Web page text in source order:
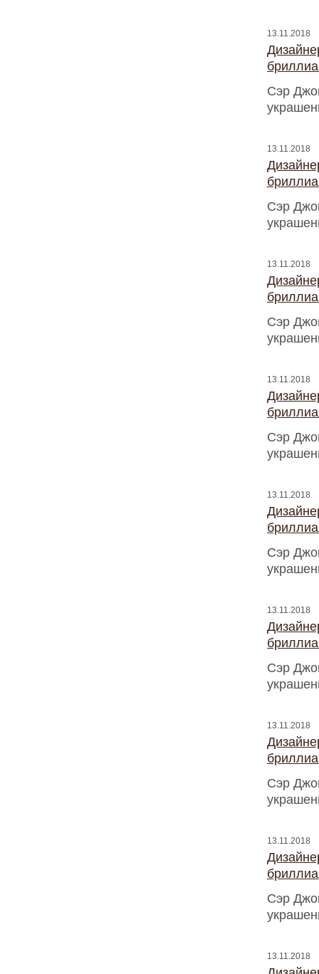
13.11.2018
Сэр
13.11.2018
Сэр
13.11.2018
Сэр
13.11.2018
Сэр
13.11.2018
Сэр
13.11.2018
Сэр
13.11.2018
Сэр
13.11.2018
Сэр
13.11.2018